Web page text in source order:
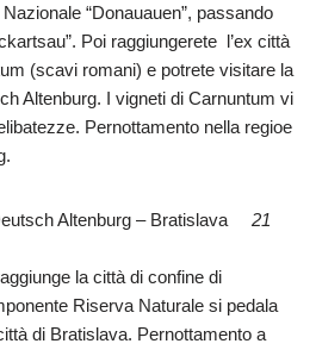
Nazionale “Donauauen”, passando
Poi raggiungerete l’ex città
(scavi romani) e potrete visitare la
Altenburg. I vigneti di Carnuntum vi
. Pernottamento nella regioe
Altenburg – Bratislava 21
la città di confine di
Riserva Naturale si pedala
di Bratislava. Pernottamento a